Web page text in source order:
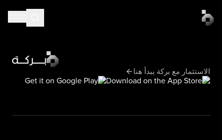
الاستثمار مع بركة يبدأ هنا